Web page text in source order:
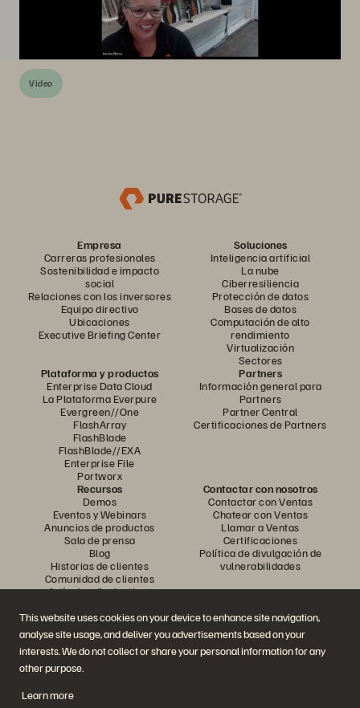
This website uses cookies on your device to enhance site navigation,
analyse site usage, and deliver you advertisements based on your
interests. We do not collect or share your personal information for any
other purpose.
Learn more
Video
Empresa
Carreras profesionales
Sostenibilidad e impacto
social
Relaciones con los inversores
Equipo directivo
Ubicaciones
Executive Briefing Center
Soluciones
Inteligencia artificial
La nube
Ciberresiliencia
Protección de datos
Bases de datos
Computación de alto
rendimiento
Virtualización
Sectores
Plataforma y productos
Enterprise Data Cloud
La Plataforma Everpure
Evergreen//One
FlashArray
FlashBlade
FlashBlade//EXA
Enterprise File
Portworx
Partners
Información general para
Partners
Partner Central
Certificaciones de Partners
Recursos
Demos
Eventos y Webinars
Anuncios de productos
Sala de prensa
Blog
Historias de clientes
Comunidad de clientes
Artículos divulgativos
Contactar con nosotros
Contactar con Ventas
Chatear con Ventas
Llamar a Ventas
Certificaciones
Política de divulgación de
vulnerabilidades
Únase a la conversación
Siga las redes sociales oficiales de Everpure